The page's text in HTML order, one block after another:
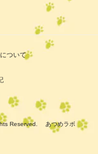
ついて
Reserved. あつめラボ